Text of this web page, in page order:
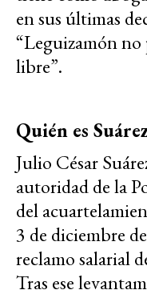
en sus últimas
“Leguizamón no
libre”.
Quién es
Julio César
autoridad de la
del
3 de diciembre
reclamo salarial
Tras ese